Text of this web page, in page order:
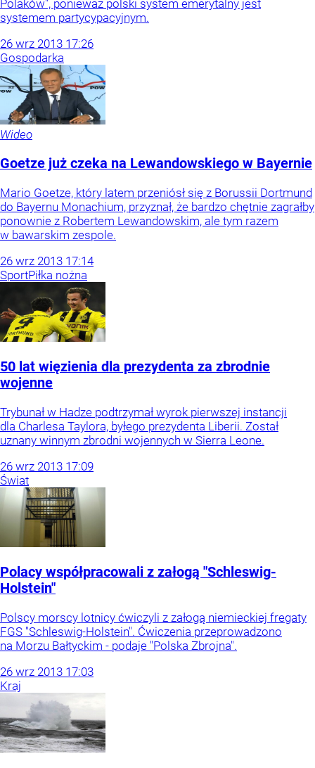
Polaków", ponieważ polski system emerytalny jest
systemem partycypacyjnym.
26 wrz 2013 17:26
Gospodarka
Wideo
Goetze już czeka na Lewandowskiego w Bayernie
Mario Goetze, który latem przeniósł się z Borussii Dortmund
do Bayernu Monachium, przyznał, że bardzo chętnie zagrałby
ponownie z Robertem Lewandowskim, ale tym razem
w bawarskim zespole.
26 wrz 2013 17:14
SportPiłka nożna
50 lat więzienia dla prezydenta za zbrodnie
wojenne
Trybunał w Hadze podtrzymał wyrok pierwszej instancji
dla Charlesa Taylora, byłego prezydenta Liberii. Został
uznany winnym zbrodni wojennych w Sierra Leone.
26 wrz 2013 17:09
Świat
Polacy współpracowali z załogą "Schleswig-
Holstein"
Polscy morscy lotnicy ćwiczyli z załogą niemieckiej fregaty
FGS "Schleswig-Holstein". Ćwiczenia przeprowadzono
na Morzu Bałtyckim - podaje "Polska Zbrojna".
26 wrz 2013 17:03
Kraj